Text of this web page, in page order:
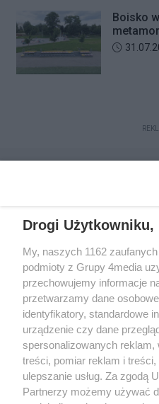
Boisko
Data
Kontakt Redakcja
Polityka
Zapisz się
Dołącz do grona ludzi
Drogi Użytkowniku,
My, naszych 1162
podmioty z Grupy 4media
przechowujemy informacje
przetwarzamy dane
identyfikatory, standardowe
urządzenie czy dane
spersonalizowanych
treści, pomiar reklam i
ulepszanie usług. Za zgodą
Partnerzy możemy używać